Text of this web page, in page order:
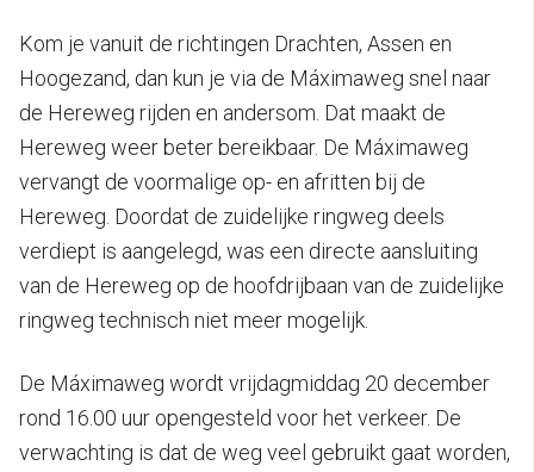
Kom je vanuit de richtingen Drachten, Assen en
Hoogezand, dan kun je via de Máximaweg snel naar
de Hereweg rijden en andersom. Dat maakt de
Hereweg weer beter bereikbaar. De Máximaweg
vervangt de voormalige op- en afritten bij de
Hereweg. Doordat de zuidelijke ringweg deels
verdiept is aangelegd, was een directe aansluiting
van de Hereweg op de hoofdrijbaan van de zuidelijke
ringweg technisch niet meer mogelijk.
De Máximaweg wordt vrijdagmiddag 20 december
rond 16.00 uur opengesteld voor het verkeer. De
verwachting is dat de weg veel gebruikt gaat worden,